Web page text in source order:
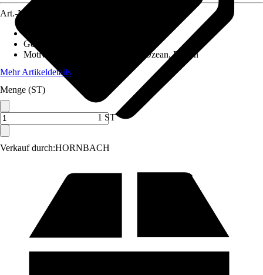
Verkauf durch:HORNBACH
Art.-Nr.
Gewicht
Motivkategorie
Strand, Meer & Ozean, Dünen
Mehr Artikeldetails
Menge (ST)
1 ST